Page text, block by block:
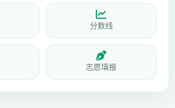
分数线
志愿填报